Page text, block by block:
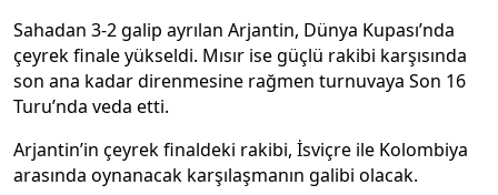
Sahadan 3-2 galip ayrılan Arjantin, Dünya Kupası’nda
çeyrek finale yükseldi. Mısır ise güçlü rakibi karşısında
son ana kadar direnmesine rağmen turnuvaya Son 16
Turu’nda veda etti.
Arjantin’in çeyrek finaldeki rakibi, İsviçre ile Kolombiya
arasında oynanacak karşılaşmanın galibi olacak.